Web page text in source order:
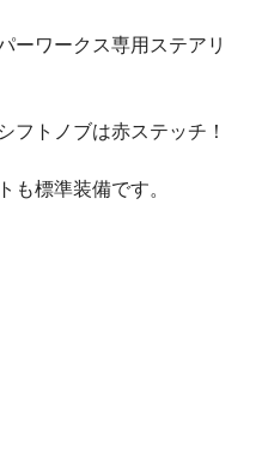
ーワークス専用ステアリ
フトノブは赤ステッチ！
も標準装備です。